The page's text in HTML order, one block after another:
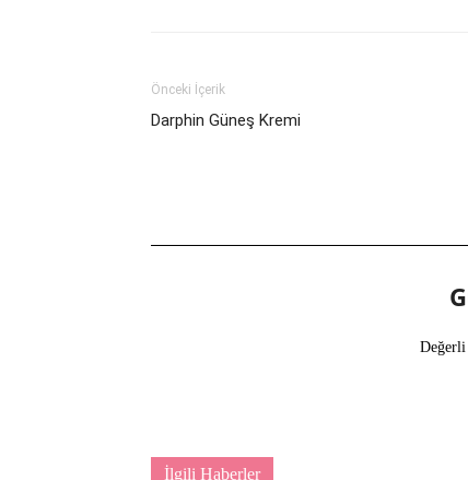
Önceki İçerik
Darphin Güneş Kremi
Değerli
İlgili Haberler